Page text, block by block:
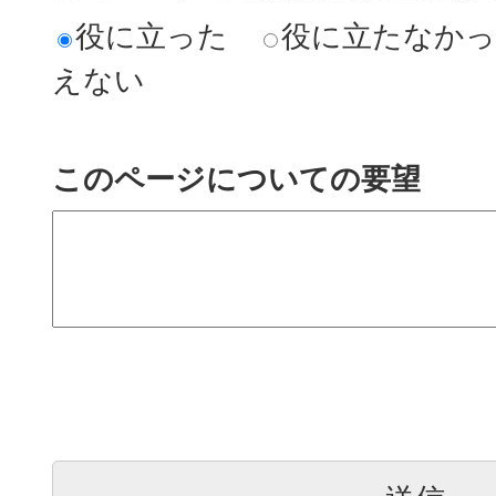
役に立った
役に立たなか
えない
このページについての要望